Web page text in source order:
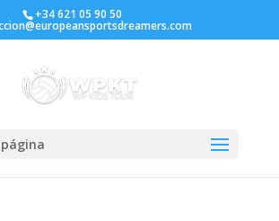
+34 621 05 90 50